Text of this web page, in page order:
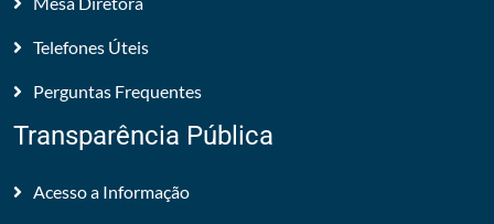
Telefones Úteis
Perguntas Frequentes
Transparência Pública
Acesso a Informação